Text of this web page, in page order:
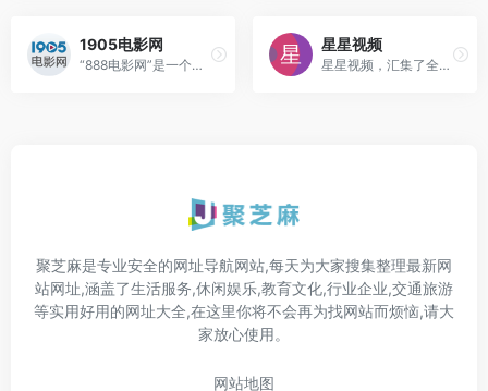
1905电影网
“888电影网”是一个提供电影在...
星星视频
星星视频，汇集了全网精彩内容，为您提供视频搜索、视频推荐功能。当您想起某个内容可以打开查找一下，当您闲暇时候可以打开看看发现喜欢的视频。
聚芝麻是专业安全的网址导航网站,每天为大家搜集整理最新网
站网址,涵盖了生活服务,休闲娱乐,教育文化,行业企业,交通旅游
等实用好用的网址大全,在这里你将不会再为找网站而烦恼,请大
家放心使用。
网站地图